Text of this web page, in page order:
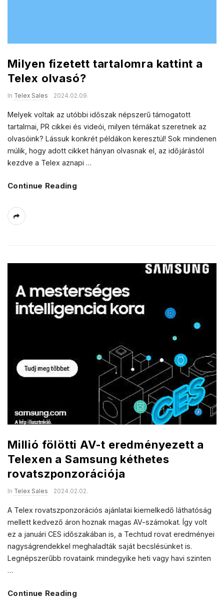
Milyen fizetett tartalomra kattint a
Telex olvasó?
In Telex Sales 2024.02.09.
Melyek voltak az utóbbi időszak népszerű támogatott
tartalmai, PR cikkei és videói, milyen témákat szeretnek az
olvasóink? Lássuk konkrét példákon keresztül! Sok mindenen
múlik, hogy adott cikket hányan olvasnak el, az időjárástól
kezdve a Telex aznapi …
Continue Reading
Millió fölötti AV-t eredményezett a
Telexen a Samsung kéthetes
rovatszponzorációja
In Telex Sales 2024.02.02.
A Telex rovatszponzorációs ajánlatai kiemelkedő láthatóság
mellett kedvező áron hoznak magas AV-számokat. Így volt
ez a januári CES időszakában is, a Techtud rovat eredményei
nagyságrendekkel meghaladták saját becslésünket is.
Legnépszerűbb rovataink mindegyike heti vagy havi szinten
…
Continue Reading